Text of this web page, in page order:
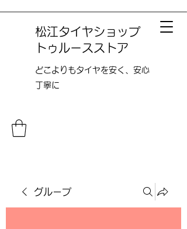
松江タイヤショップ
トゥルースストア
どこよりも​タイヤを安く、安心
丁寧に
グループ